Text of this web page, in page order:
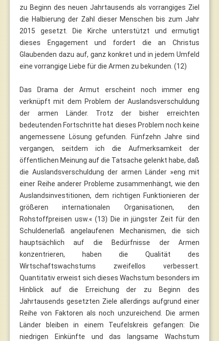
zu Beginn des neuen Jahrtausends als vorrangiges Ziel
die Halbierung der Zahl dieser Menschen bis zum Jahr
2015 gesetzt. Die Kirche unterstützt und ermutigt
dieses Engagement und fordert die an Christus
Glaubenden dazu auf, ganz konkret und in jedem Umfeld
eine vorrangige Liebe für die Armen zu bekunden. (12)
Das Drama der Armut erscheint noch immer eng
verknüpft mit dem Problem der Auslandsverschuldung
der armen Länder. Trotz der bisher erreichten
bedeutenden Fortschritte hat dieses Problem noch keine
angemessene Lösung gefunden. Fünfzehn Jahre sind
vergangen, seitdem ich die Aufmerksamkeit der
öffentlichen Meinung auf die Tatsache gelenkt habe, daß
die Auslandsverschuldung der armen Länder »eng mit
einer Reihe anderer Probleme zusammenhängt, wie den
Auslandsinvestitionen, dem richtigen Funktionieren der
größeren internationalen Organisationen, den
Rohstoffpreisen usw.« (13) Die in jüngster Zeit für den
Schuldenerlaß angelaufenen Mechanismen, die sich
hauptsächlich auf die Bedürfnisse der Armen
konzentrieren, haben die Qualität des
Wirtschaftswachstums zweifellos verbessert.
Quantitativ erweist sich dieses Wachstum besonders im
Hinblick auf die Erreichung der zu Beginn des
Jahrtausends gesetzten Ziele allerdings aufgrund einer
Reihe von Faktoren als noch unzureichend. Die armen
Länder bleiben in einem Teufelskreis gefangen: Die
niedrigen Einkünfte und das langsame Wachstum